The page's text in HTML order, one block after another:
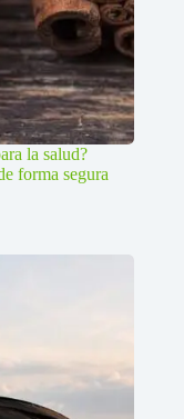
la salud?
forma segura